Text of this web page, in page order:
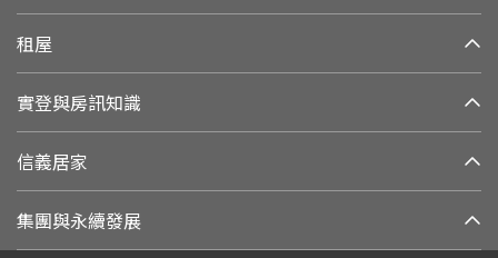
租屋
實登與房訊知識
信義居家
集團與永續發展